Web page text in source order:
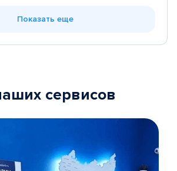
Показать еще
сервисов